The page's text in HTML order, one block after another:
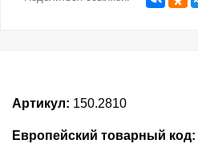
Артикул: 150.2810
Европейский товарный код: